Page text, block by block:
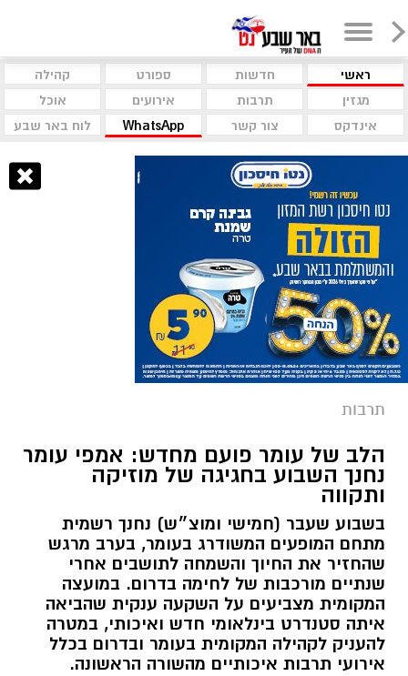
ראשי חדשות ספורט
קהילה
מגזין
תרבות אירועים
אוכל
אינדקס
צור קשר WhatsApp לוח באר שבע
תרבות
הלב של עומר פועם מחדש: אמפי עומר
נחנך השבוע בחגיגה של מוזיקה
ותקווה
בשבוע שעבר (חמישי ומוצ״ש) נחנך רשמית
מתחם המופעים המשודרג בעומר, בערב מרגש
שהחזיר את החיוך והשמחה לתושבים אחרי
שנתיים מורכבות של לחימה בדרום. במועצה
המקומית מצביעים על השקעה ענקית שהביאה
איתה סטנדרט בינלאומי חדש ואיכותי, במטרה
להעניק לקהילה המקומית בעומר ובדרום בכלל
אירועי תרבות איכותיים מהשורה הראשונה.